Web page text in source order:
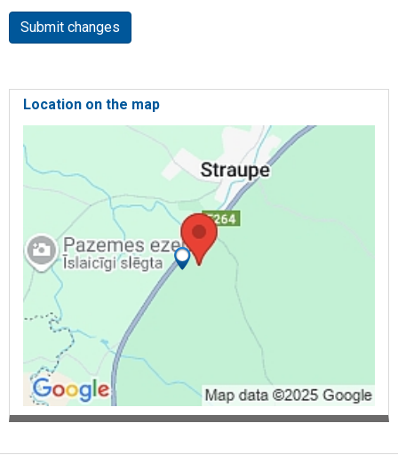
Submit changes
Location on the map